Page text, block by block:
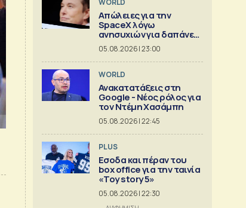
WORLD
Απώλειες για την
SpaceX λόγω
ανησυχιών για δαπάνες
ΑΙ
05.08.2026 | 23:00
WORLD
Ανακατατάξεις στη
Google - Νέος ρόλος για
τον Ντέμη Χασάμπη
05.08.2026 | 22:45
PLUS
Εσοδα και πέραν του
box office για την ταινία
«Toy story 5»
05.08.2026 | 22:30